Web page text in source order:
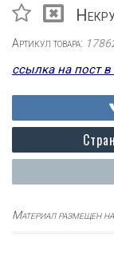
Артикул товара:
ссылка на пост в
Материал размещен